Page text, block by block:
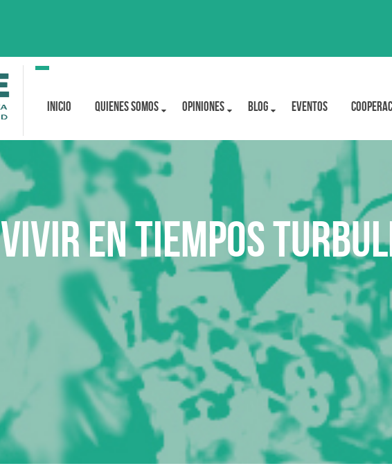
Toggle
Inicio Quienes Somos OPINIONES BLOG Eventos
Vivir en tiempos